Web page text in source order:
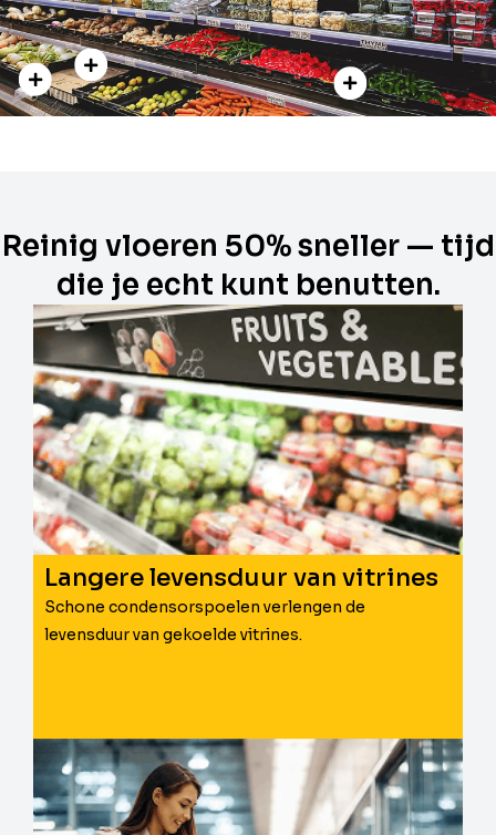
Reinig vloeren 50% sneller — tijd
die je echt kunt benutten.
Langere levensduur van vitrines
Schone condensorspoelen verlengen de
levensduur van gekoelde vitrines.